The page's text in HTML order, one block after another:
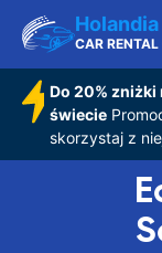
Holandia
CAR RENTAL
Do 20% zniżki
świecie
skorzystaj z